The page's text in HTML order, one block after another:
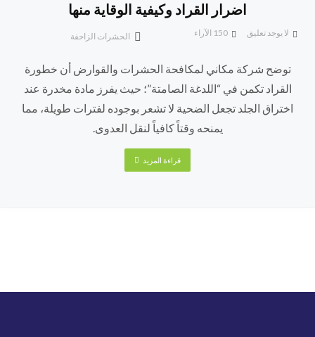
اضرار القراد وكيفية الوقاية منها
الحشرات الزاحفة لا يوجد تعليق الآراء
توضح شركة مكاني لمكافحة الحشرات والقوارض أن خطورة
القراد تكمن في “اللدغة الصامتة”؛ حيث يفرز مادة مخدرة عند
اختراق الجلد تجعل الضحية لا تشعر بوجوده لفترات طويلة، مما
يمنحه وقتاً كافياً لنقل العدوى.
قراءة المزيد